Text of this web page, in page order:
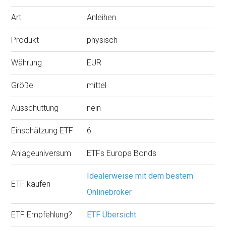
Art Anleihen
Produkt physisch
Währung EUR
Größe mittel
Ausschüttung nein
Einschätzung ETF 6
Anlageuniversum ETFs Europa Bonds
ETF kaufen
Idealerweise mit dem bestem
Onlinebroker
ETF Empfehlung? ETF Übersicht